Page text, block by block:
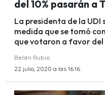
del 10% pasarán a
La presidenta de la
medida que se tomó
que votaron a favor
Belén Rubio
22 julio, 2020 a las 16:16